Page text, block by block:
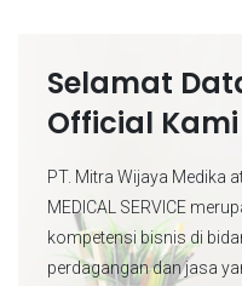
Selamat
Official Kami
PT. Mitra Wijaya Medika
MEDICAL SERVICE
kompetensi bisnis di
perdagangan dan jasa